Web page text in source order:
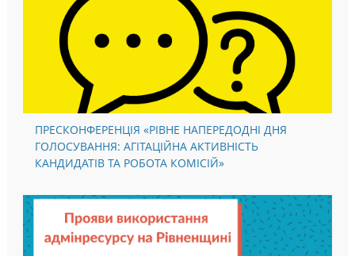
ПРЕСКОНФЕРЕНЦІЯ «РІВНЕ НАПЕРЕДОДНІ ДНЯ
ГОЛОСУВАННЯ: АГІТАЦІЙНА АКТИВНІСТЬ
КАНДИДАТІВ ТА РОБОТА КОМІСІЙ»